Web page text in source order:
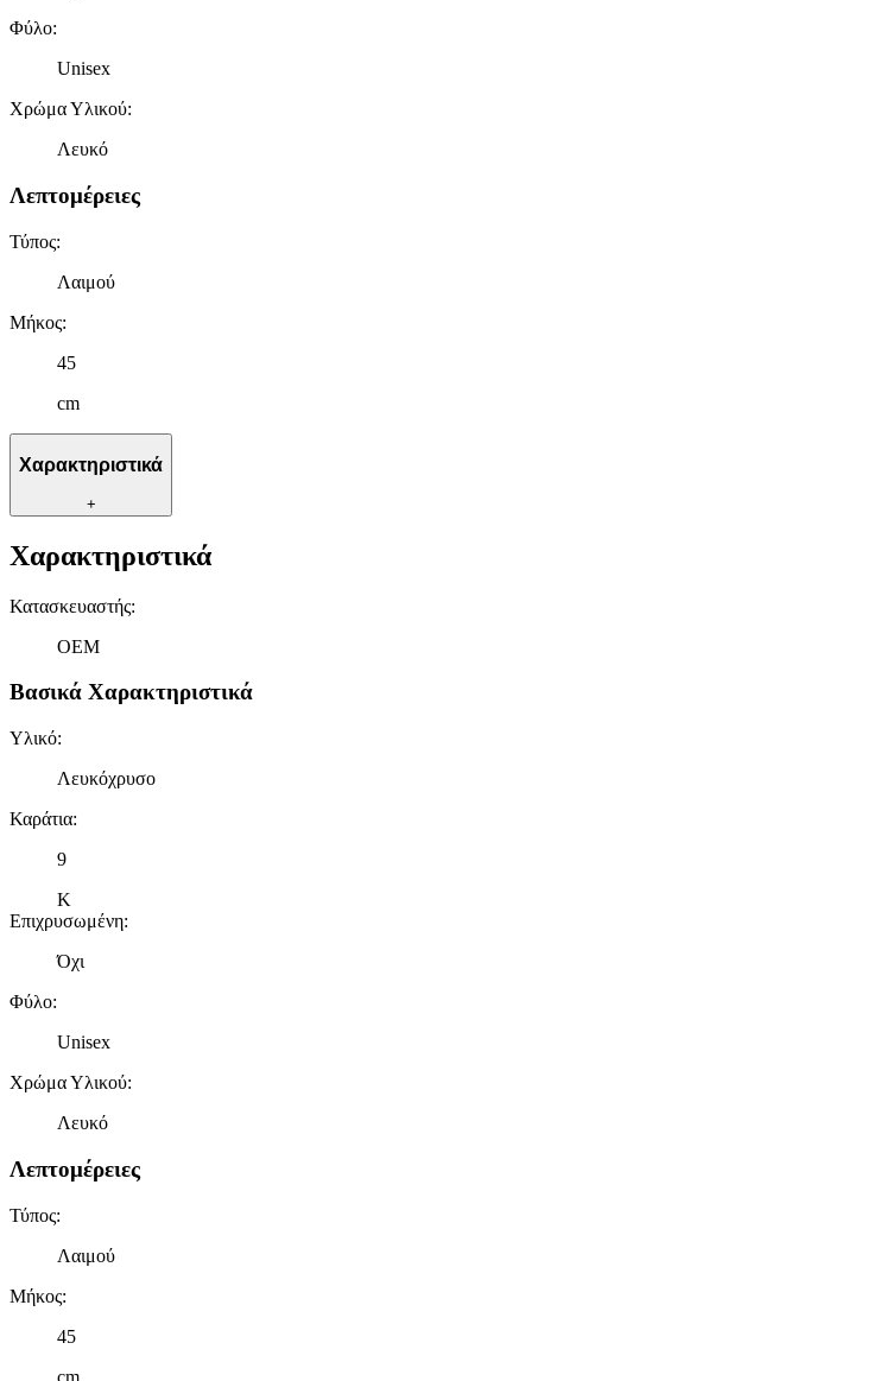
Φύλο:
Unisex
Χρώμα Υλικού:
Λευκό
Λεπτομέρειες
Τύπος:
Λαιμού
Μήκος:
45
cm
Χαρακτηριστικά
+
Χαρακτηριστικά
Κατασκευαστής:
OEM
Βασικά Χαρακτηριστικά
Υλικό:
Λευκόχρυσο
Καράτια:
9
Κ
Επιχρυσωμένη:
Όχι
Φύλο:
Unisex
Χρώμα Υλικού:
Λευκό
Λεπτομέρειες
Τύπος:
Λαιμού
Μήκος:
45
cm